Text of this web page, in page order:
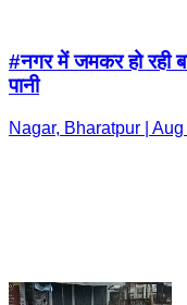
#नगर में जमकर हो रही
पानी
Nagar, Bharatpur |